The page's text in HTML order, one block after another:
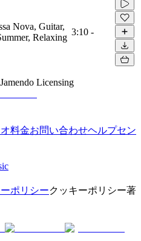
Nova, Guitar,
Relaxing
3:10 -
Jamendo Licensing
料金お問い合わせヘルプセン
ポリシークッキーポリシー著